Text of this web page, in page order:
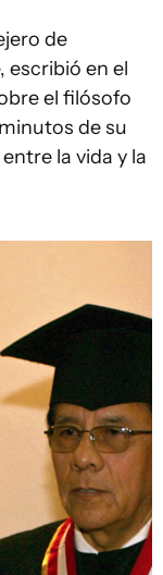
de
escribió en el
el filósofo
de su
la vida y la